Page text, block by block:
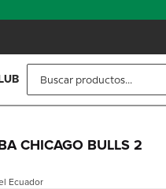
CHICAGO BULLS 2
Ecuador